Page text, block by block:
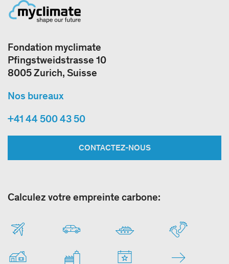
Fondation myclimate
Pfingstweidstrasse 10
8005 Zurich, Suisse
Nos bureaux
+41 44 500 43 50
CONTACTEZ-NOUS
Calculez votre empreinte carbone: